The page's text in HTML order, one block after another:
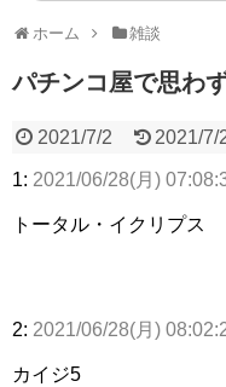
いヤバいか教えて
Powered by livedoor 相
ホーム 雑談
パチンコ屋で思わ
2021/7/2 2021/7/
1: 2021/06/28(月)
トータル・イクリプス
2: 2021/06/28(月)
カイジ5